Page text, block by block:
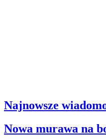
Najnowsze
Nowa murawa na